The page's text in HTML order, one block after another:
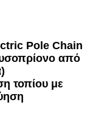
Pole Chain
από
τοπίου με